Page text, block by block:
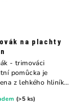
na plachty
(>5 ks)
- trimováci
pomůcka je
z lehkého hliníku